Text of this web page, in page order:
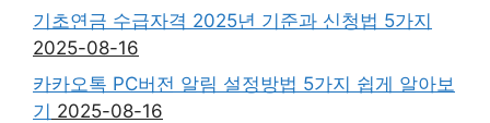
기초연금 수급자격 2025년 기준과 신청법 5가지
2025-08-16
카카오톡 PC버전 알림 설정방법 5가지 쉽게 알아보
기 2025-08-16